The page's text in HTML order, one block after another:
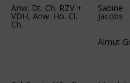
Anw. Dt. Ch. RZV +
VDH, Anw. Ho. Cl.
Ch.
Sabine
Jacobs
Almut